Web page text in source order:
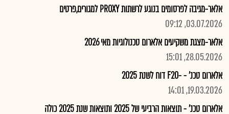
אלאר-מגיבה לפרסומים בנוגע לרשתות PROXY למגורים,פרטים
03.07.2026, 09:12
אלאר-מצגת משקיעים אלארום טכנולוגיות מאי 2026
28.05.2026, 15:01
אלארום טכנ' - -F20 דוח לשנת 2025
19.03.2026, 14:01
אלארום טכנ' - תוצאות הרביעי של 2025 ותוצאות שנת 2025 כולה